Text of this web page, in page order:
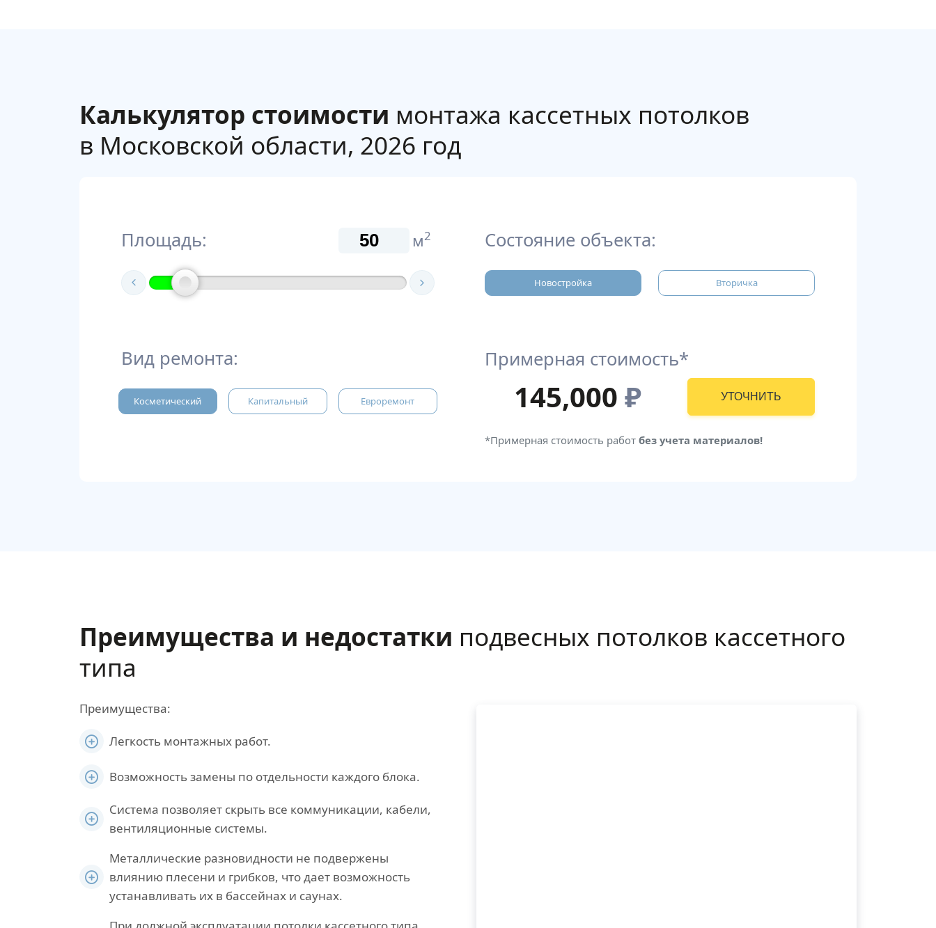
Калькулятор стоимости монтажа кассетных потолков
в Московской области, 2026 год
Площадь: м2
Вид ремонта:
Косметический Капитальный Евроремонт
Состояние объекта:
Новостройка Вторичка
Примерная стоимость*
145,000 ₽ УТОЧНИТЬ
*Примерная стоимость работ без учета материалов!
Преимущества и недостатки подвесных потолков кассетного
типа
Преимущества:
Легкость монтажных работ.
Возможность замены по отдельности каждого блока.
Система позволяет скрыть все коммуникации, кабели,
вентиляционные системы.
Металлические разновидности не подвержены
влиянию плесени и грибков, что дает возможность
устанавливать их в бассейнах и саунах.